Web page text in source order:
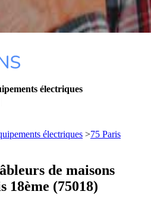
électriques
électriques >75 Paris
de maisons
18ème (75018)